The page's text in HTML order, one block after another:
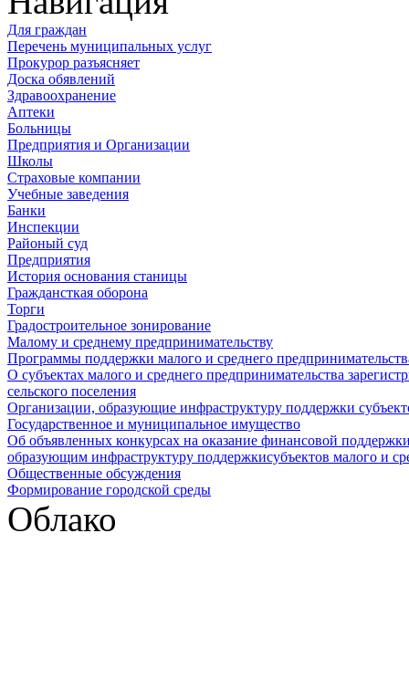
Для граждан
Перечень муниципальных услуг
Прокурор разъясняет
Доска обявлений
Здравоохранение
Аптеки
Больницы
Предприятия и Организации
Школы
Страховые компании
Учебные заведения
Банки
Инспекции
Районый суд
Предприятия
История основания станицы
Граждансткая оборона
Торги
Градостроительное зонирование
Малому и среднему предпринимательству
Программы поддержки малого и среднего
О субъектах малого и среднего предпринимательства
сельского поселения
Организации, образующие инфраструктуру поддержки
Государственное и муниципальное имущество
Об объявленных конкурсах на оказание финансовой
образующим инфраструктуру поддержкисубъектов малого и
Общественные обсуждения
Формирование городской среды
Облако